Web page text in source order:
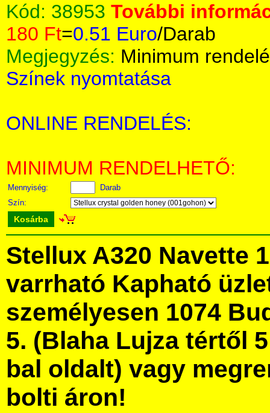
Kód: 38953 További
180 Ft=0.51 Euro/Darab
Megjegyzés: Minimum
Színek nyomtatása
ONLINE RENDELÉS:
MINIMUM RENDELHETŐ:
Mennyiség:
Darab
Szín:
Kosárba
Stellux A320 Navette
varrható Kapható
személyesen 1074
5. (Blaha Lujza tértől
bal oldalt) vagy
bolti áron!